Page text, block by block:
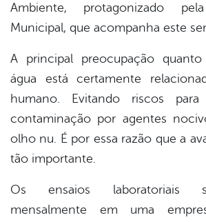
Ambiente, protagonizado
Municipal, que acompanha este
A principal preocupação
água está certamente
humano. Evitando riscos
contaminação por agentes
olho nu. É por essa razão que a
tão importante.
Os ensaios laboratoriais
mensalmente em uma